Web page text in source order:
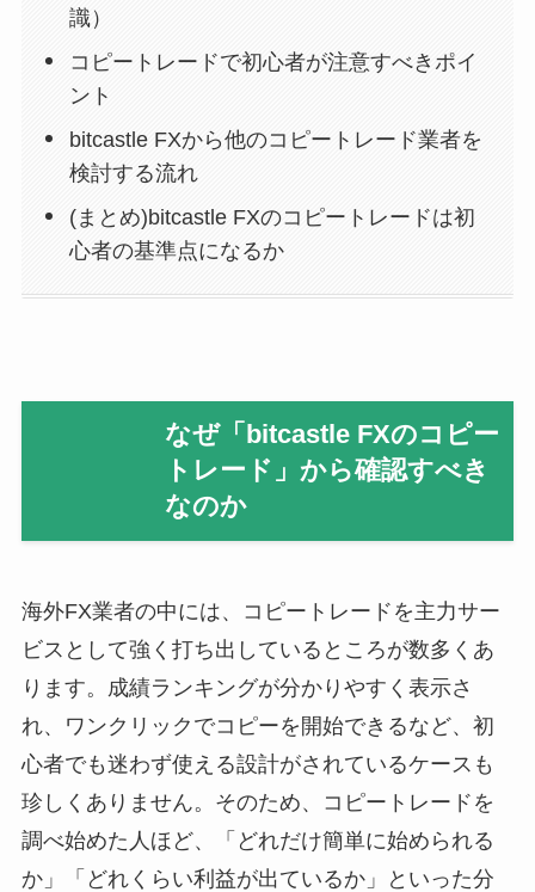
識）
コピートレードで初心者が注意すべきポイ
ント
bitcastle FXから他のコピートレード業者を
検討する流れ
(まとめ)bitcastle FXのコピートレードは初
心者の基準点になるか
なぜ「bitcastle FXのコピー
トレード」から確認すべき
なのか
海外FX業者の中には、コピートレードを主力サー
ビスとして強く打ち出しているところが数多くあ
ります。成績ランキングが分かりやすく表示さ
れ、ワンクリックでコピーを開始できるなど、初
心者でも迷わず使える設計がされているケースも
珍しくありません。そのため、コピートレードを
調べ始めた人ほど、「どれだけ簡単に始められる
か」「どれくらい利益が出ているか」といった分